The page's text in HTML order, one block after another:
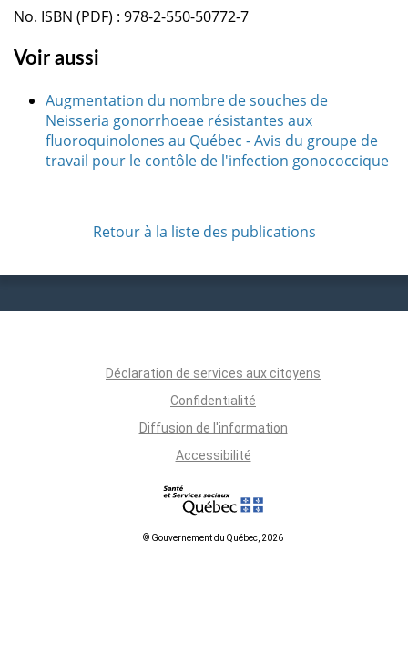
No. ISBN (PDF) : 978-2-550-50772-7
Voir aussi
Augmentation du nombre de souches de
Neisseria gonorrhoeae résistantes aux
fluoroquinolones au Québec - Avis du groupe de
travail pour le contôle de l'infection gonococcique
Retour à la liste des publications
Déclaration de services aux citoyens
Confidentialité
Diffusion de l'information
Accessibilité
© Gouvernement du Québec, 2026